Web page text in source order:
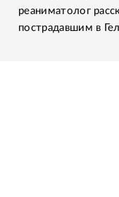
реаниматолог
пострадавшим в